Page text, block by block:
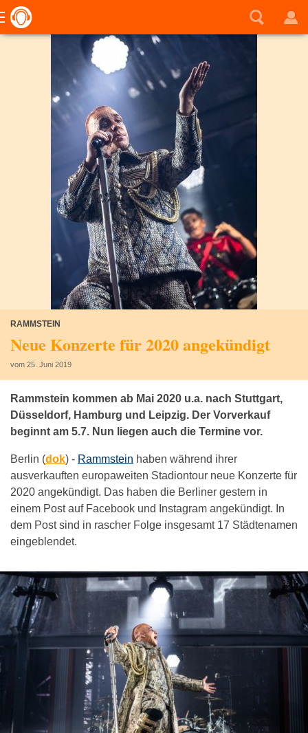
RAMMSTEIN
Neue Konzerte für 2020 angekündigt
vom 25. Juni 2019
Rammstein kommen ab Mai 2020 u.a. nach Stuttgart,
Düsseldorf, Hamburg und Leipzig. Der Vorverkauf
beginnt am 5.7. Nun liegen auch die Termine vor.
Berlin (dok) - Rammstein haben während ihrer
ausverkauften europaweiten Stadiontour neue Konzerte für
2020 angekündigt. Das haben die Berliner gestern in
einem Post auf Facebook und Instagram angekündigt. In
dem Post sind in rascher Folge insgesamt 17 Städtenamen
eingeblendet.